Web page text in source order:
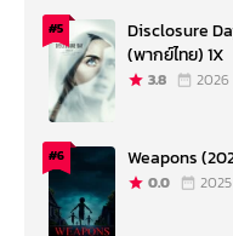
#5
Disclosure
(พากย์ไทย) 1X
3.8 2026
#6 Weapons
0.0 2025